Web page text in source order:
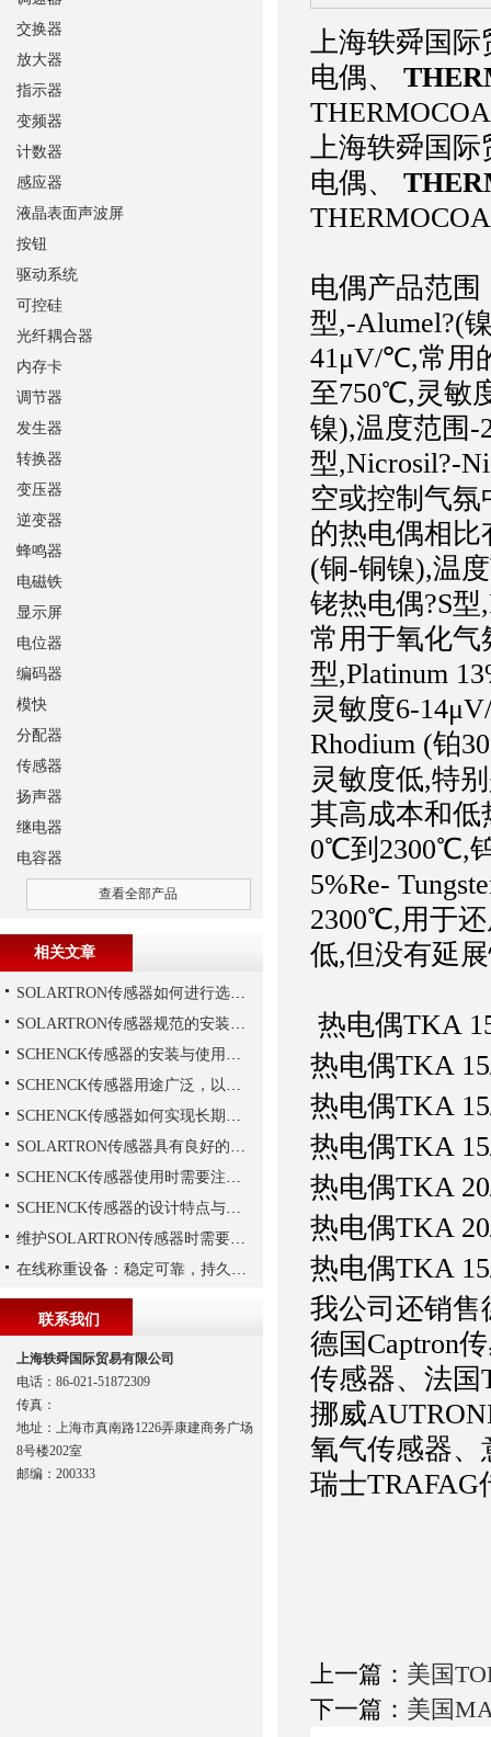
上海轶舜国际
电偶、
上海轶舜国际
电偶、
电偶产品范
型,-Alumel?(
41μV/℃,常用
至750℃,灵敏
镍),温度范围
型,Nicrosil?-
空或控制气
的热电偶相比
(铜-铜镍),温
铑热电偶?S型
常用于氧化
型,Platinum
灵敏度6-
Rhodium (铂
灵敏度低,特
其高成本和低
0℃到2300℃,
5%Re-
2300℃,用于
低,但没有
热电偶TKA
热电偶TKA
热电偶TKA
热电偶TKA
热电偶TKA
热电偶TKA
热电偶TKA
我公司还销售
德国Captron
传感器、法国
挪威
氧气传感器、
瑞士TRAFAG
上一篇： 美国
下一篇： 美国
交换器
放大器
指示器
变频器
计数器
感应器
液晶表面声波屏
按钮
驱动系统
可控硅
光纤耦合器
内存卡
调节器
发生器
转换器
变压器
逆变器
蜂鸣器
电磁铁
显示屏
电位器
编码器
模快
分配器
传感器
扬声器
继电器
电容器
查看全部产品
相关文章
SOLARTRON传感器如何进行选择？
SOLARTRON传感器规范的安装技巧
SCHENCK传感器的安装与使用建议
SCHENCK传感器用途广泛，以下是一些常见的应用领域
SCHENCK传感器如何实现长期稳定性？
SOLARTRON传感器具有良好的稳定性和反应速度
SCHENCK传感器使用时需要注意这些
SCHENCK传感器的设计特点与优势
维护SOLARTRON传感器时需要注意以下技巧
在线称重设备：稳定可靠，持久保障生产质量
联系我们
上海轶舜国际贸易有限公司
电话：86-021-51872309
传真：
地址：上海市真南路1226弄康建商务广场
8号楼202室
邮编：200333